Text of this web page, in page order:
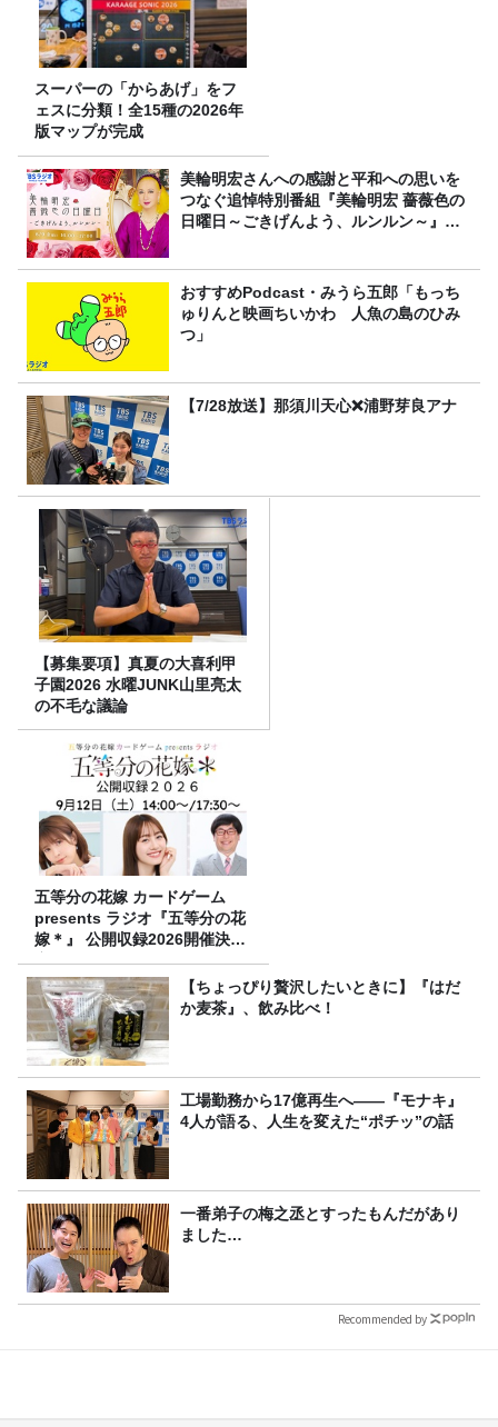
スーパーの「からあげ」をフ
ェスに分類！全15種の2026年
版マップが完成
美輪明宏さんへの感謝と平和への思いを
つなぐ追悼特別番組『美輪明宏 薔薇色の
日曜日～ごきげんよう、ルンルン～』
おすすめPodcast・みうら五郎「もっち
ゅりんと映画ちいかわ 人魚の島のひみ
つ」
【7/28放送】那須川天心❌浦野芽良アナ
【募集要項】真夏の大喜利甲
子園2026 水曜JUNK山里亮太
の不毛な議論
五等分の花嫁 カードゲーム
presents ラジオ『五等分の花
嫁＊』 公開収録2026開催決
定！
【ちょっぴり贅沢したいときに】『はだ
か麦茶』、飲み比べ！
工場勤務から17億再生へ——『モナキ』
4人が語る、人生を変えた“ポチッ”の話
一番弟子の梅之丞とすったもんだがあり
ました…
Recommended by